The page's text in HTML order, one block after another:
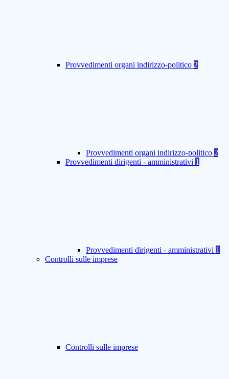
Provvedimenti organi indirizzo-politico 2
Provvedimenti organi indirizzo-politico 2
Provvedimenti dirigenti - amministrativi 1
Provvedimenti dirigenti - amministrativi 1
Controlli sulle imprese
Controlli sulle imprese